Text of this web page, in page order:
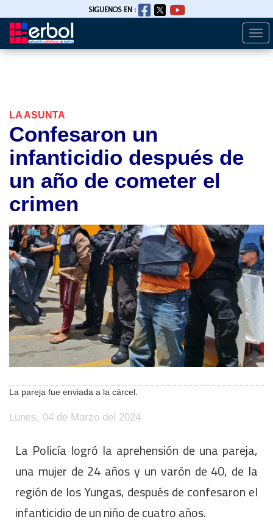
Pasar
SIGUENOS EN :
LA ASUNTA
Confesaron un
infanticidio después de
un año de cometer el
crimen
La pareja fue enviada a la cárcel.
Lunes, 04 de Marzo del 2024
La Policía logró la aprehensión de una pareja,
una mujer de 24 años y un varón de 40, de la
región de los Yungas, después de confesaron el
infanticidio de un niño de cuatro años.